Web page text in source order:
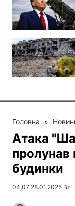
Головна »
Атака
пролунав
будинки
04:07 28.01.2025 Вт